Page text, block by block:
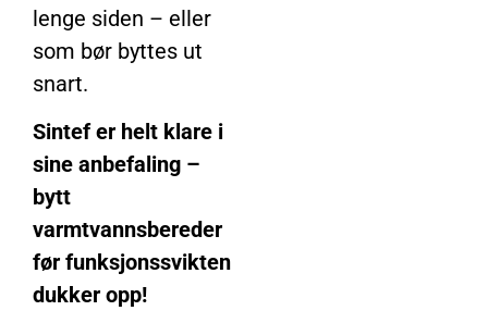
lenge siden – eller
som bør byttes ut
snart.
Sintef er helt klare i
sine anbefaling –
bytt
varmtvannsbereder
før funksjonssvikten
dukker opp!